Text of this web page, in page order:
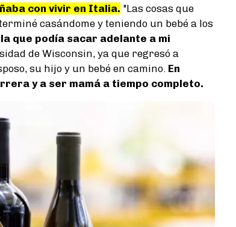
con vivir en Italia. "Las cosas que
casándome y teniendo un bebé a los
que podía sacar adelante a mi
de Wisconsin, ya que regresó a
su hijo y un bebé en camino. En
y a ser mamá a tiempo completo.